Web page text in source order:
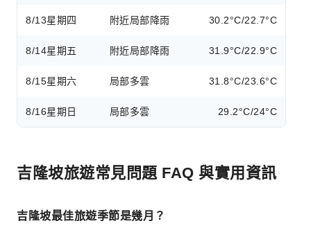
8/13星期四 附近局部降雨 30.2°C/22.7°C
8/14星期五 附近局部降雨 31.9°C/22.9°C
8/15星期六 局部多雲 31.8°C/23.6°C
8/16星期日 局部多雲 29.2°C/24°C
吉隆坡旅遊常見問題 FAQ 與實用資訊
吉隆坡最佳旅遊季節是幾月？